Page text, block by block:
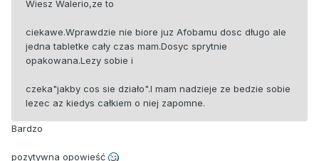
Wiesz Walerio,ze to
ciekawe.Wprawdzie nie biore juz Afobamu dosc długo ale
jedna tabletke cały czas mam.Dosyc sprytnie
opakowana.Lezy sobie i
czeka"jakby cos sie działo".I mam nadzieje ze bedzie sobie
lezec az kiedys całkiem o niej zapomne.
Bardzo
pozytywna opowieść